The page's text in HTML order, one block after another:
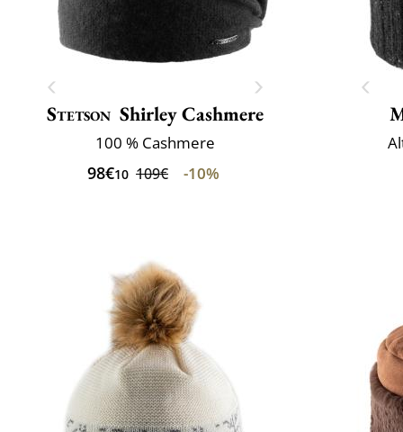
Stetson Shirley Cashmere
100 % Cashmere
98€10 109€ -10%